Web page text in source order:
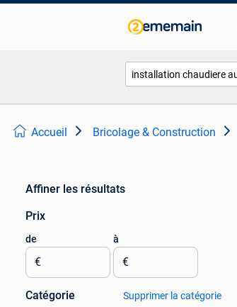
Accueil Bricolage & Construction
Affiner les résultats
Prix
de
€
à
€
Catégorie Supprimer la catégorie